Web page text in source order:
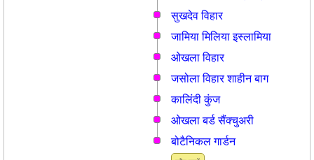
सुखदेव विहार
जामिया मिलिया इस्लामिया
ओखला विहार
जसोला विहार शाहीन बाग
कालिंदी कुंज
ओखला बर्ड सैंक्चुअरी
बोटैनिकल गार्डन